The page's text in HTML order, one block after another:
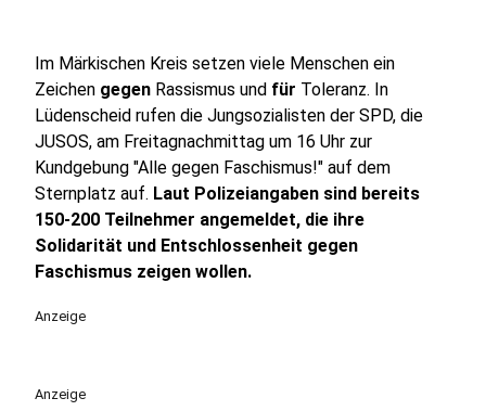
Im Märkischen Kreis setzen viele Menschen ein
Zeichen gegen Rassismus und für Toleranz. In
Lüdenscheid rufen die Jungsozialisten der SPD, die
JUSOS, am Freitagnachmittag um 16 Uhr zur
Kundgebung "Alle gegen Faschismus!" auf dem
Sternplatz auf. Laut Polizeiangaben sind bereits
150-200 Teilnehmer angemeldet, die ihre
Solidarität und Entschlossenheit gegen
Faschismus zeigen wollen.
Anzeige
Anzeige